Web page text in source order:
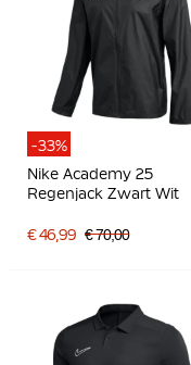
-33%
Nike Academy 25
Regenjack Zwart Wit
€ 46,99 € 70,00